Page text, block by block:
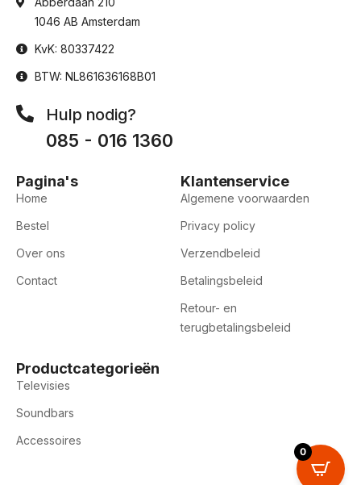
1046 AB Amsterdam
KvK: 80337422
BTW: NL861636168B01
Hulp nodig?
085 - 016 1360
Pagina's
Home
Bestel
Over ons
Contact
Klantenservice
Algemene voorwaarden
Privacy policy
Verzendbeleid
Betalingsbeleid
Retour- en
terugbetalingsbeleid
Productcategorieën
Televisies
Soundbars
Accessoires
0